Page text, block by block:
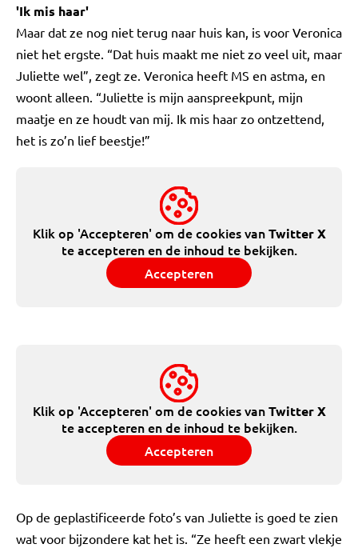
'Ik mis haar'
Maar dat ze nog niet terug naar huis kan, is voor Veronica
niet het ergste. “Dat huis maakt me niet zo veel uit, maar
Juliette wel”, zegt ze. Veronica heeft MS en astma, en
woont alleen. “Juliette is mijn aanspreekpunt, mijn
maatje en ze houdt van mij. Ik mis haar zo ontzettend,
het is zo’n lief beestje!”
Klik op 'Accepteren' om de cookies vanTwitter X
te accepteren en de inhoud te bekijken.
Accepteren
Klik op 'Accepteren' om de cookies vanTwitter X
te accepteren en de inhoud te bekijken.
Accepteren
Op de geplastificeerde foto’s van Juliette is goed te zien
wat voor bijzondere kat het is. “Ze heeft een zwart vlekje